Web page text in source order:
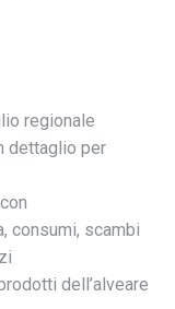
regionale
dettaglio per
consumi, scambi
dell’alveare